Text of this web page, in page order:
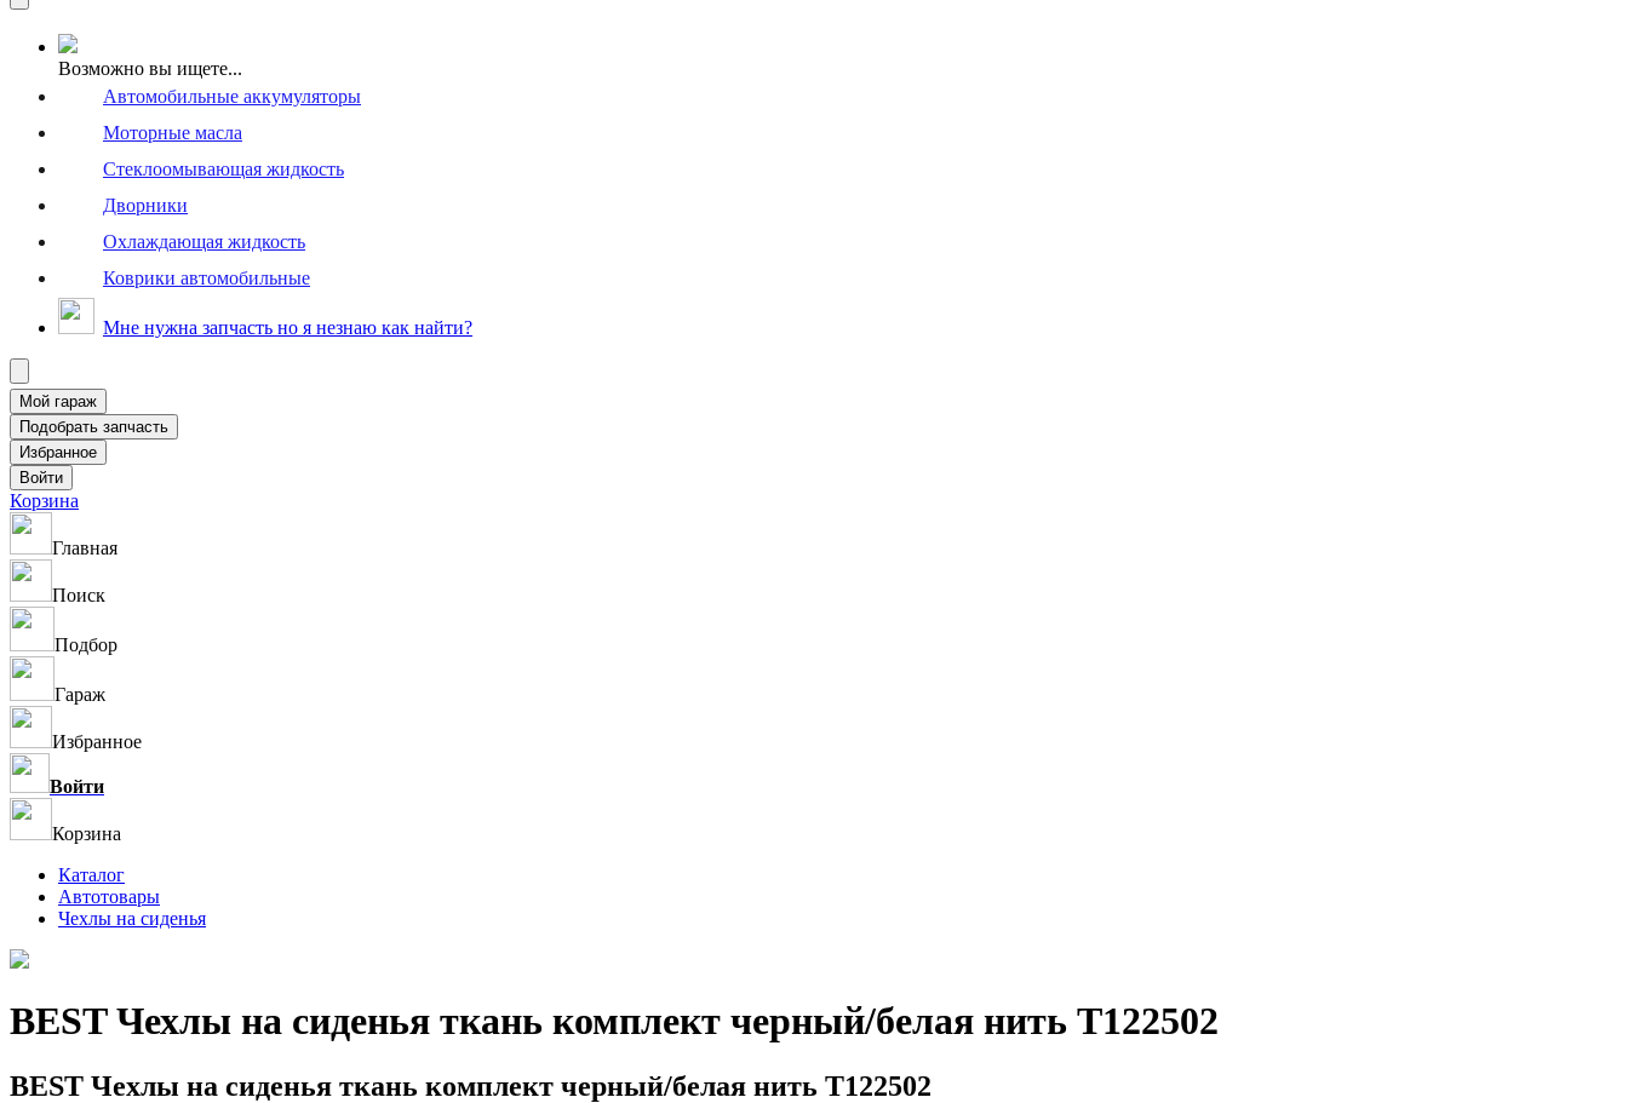
Возможно вы ищете...
Автомобильные аккумуляторы
Моторные масла
Стеклоомывающая жидкость
Дворники
Охлаждающая жидкость
Коврики автомобильные
Мне нужна запчасть но я незнаю как найти?
Корзина
Главная
Поиск
Подбор
Гараж
Избранное
Войти
Корзина
Каталог
Автотовары
Чехлы на сиденья
BEST Чехлы на сиденья ткань комплект черный/белая нить T122502
BEST Чехлы на сиденья ткань комплект черный/белая нить T122502